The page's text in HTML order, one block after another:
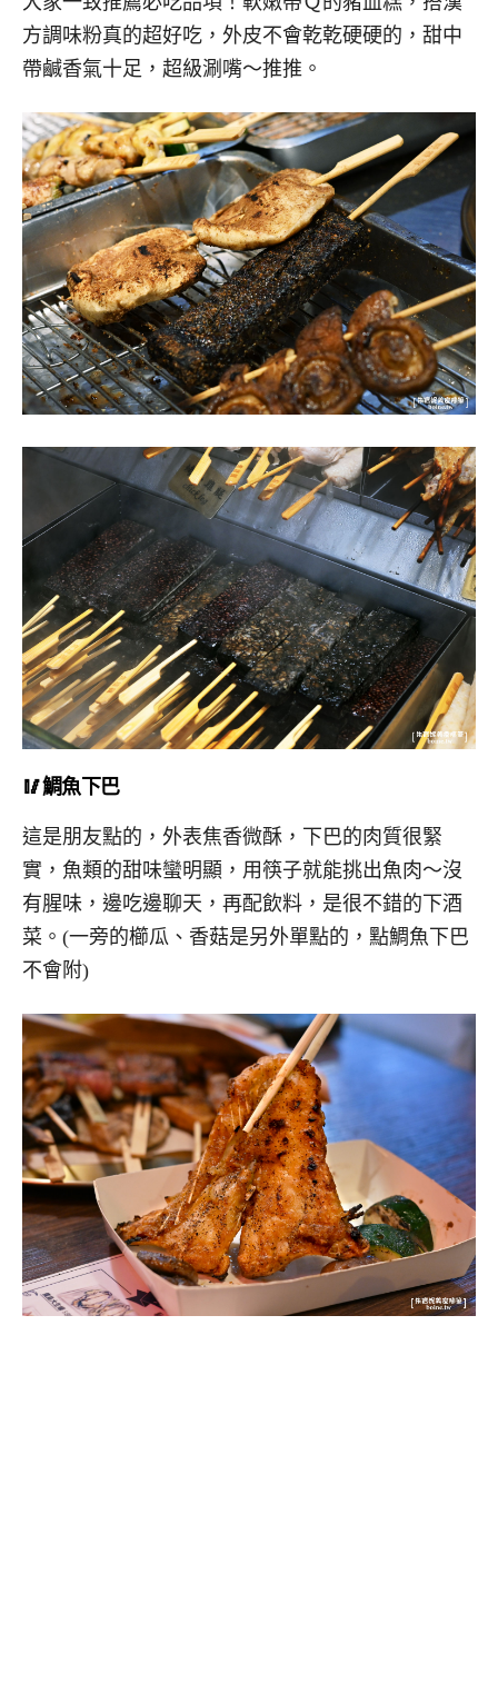
方調味粉真的超好吃，外皮不會乾乾硬硬的，甜中
帶鹹香氣十足，超級涮嘴～推推。
🥢鯛魚下巴
這是朋友點的，外表焦香微酥，下巴的肉質很緊
實，魚類的甜味蠻明顯，用筷子就能挑出魚肉～沒
有腥味，邊吃邊聊天，再配飲料，是很不錯的下酒
菜。(一旁的櫛瓜、香菇是另外單點的，點鯛魚下巴
不會附)